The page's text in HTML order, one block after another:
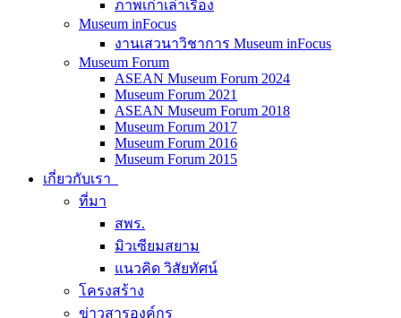
ภาพเก่าเล่าเรื่อง
Museum inFocus
งานเสวนาวิชาการ Museum inFocus
Museum Forum
ASEAN Museum Forum 2024
Museum Forum 2021
ASEAN Museum Forum 2018
Museum Forum 2017
Museum Forum 2016
Museum Forum 2015
เกี่ยวกับเรา
ที่มา
สพร.
มิวเซียมสยาม
แนวคิด วิสัยทัศน์
โครงสร้าง
ข่าวสารองค์กร